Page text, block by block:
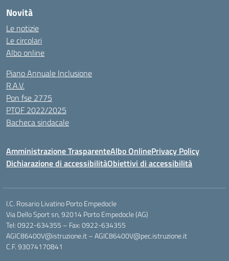
Novità
Le notizie
Le circolari
Albo online
Piano Annuale Inclusione
R.A.V.
Pon fse 2775
PTOF 2022/2025
Bacheca sindacale
Amministrazione TrasparenteAlbo OnlinePrivacy Policy
Dichiarazione di accessibilitàObiettivi di accessibilità
I.C. Rosario Livatino Porto Empedocle
Via Dello Sport sn, 92014 Porto Empedocle (AG)
Tel: 0922-634355 – Fax: 0922-634355
AGIC86400V@istruzione.it–AGIC86400V@pec.istruzione.it
C.F. 93074170841